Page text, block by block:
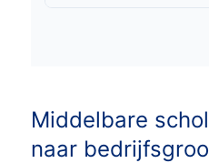
Middelbare
naar